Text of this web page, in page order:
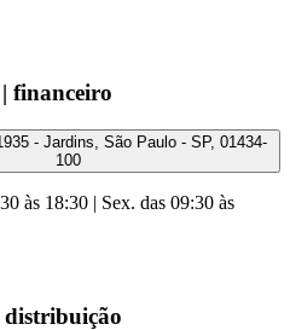
financeiro
- Jardins, São Paulo - SP, 01434-
100
às 18:30 | Sex. das 09:30 às
distribuição